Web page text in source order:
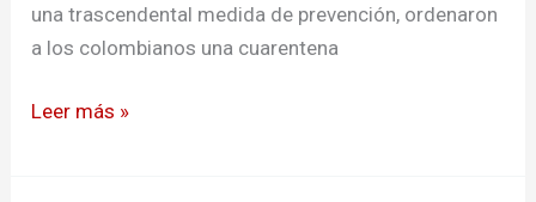
una trascendental medida de prevención, ordenaron
a los colombianos una cuarentena
pandemia
Leer más »